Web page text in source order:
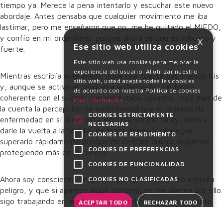
tiempo ya. Merece la pena intentarlo y escuchar este nuevo
abordaje. Antes pensaba que cualquier movimiento me iba
lastimar, pero me enseñaron que no, me he quitado el MIEDO,
y confío en mi organismo, porque ahora sé que es robusto y
fuerte.
Mientras escribía esta líneas, tuve una fuerte gastroenteritis
y, aunque se activó el programa enfermedad de forma
coherente con el suceso que me estaba pasando, duró más de
la cuenta la percepción de enfermedad que el proceso de
enfermedad en sí. Pero esta información me ha ayudado a
darle la vuelta a la tortilla, no tener miedo y conseguir
superarlo rápidamente aunque mi cerebro quiera seguirme
protegiendo más de la cuenta.
Ahora soy consciente de que lo que quiero hacer no entraña
peligro, y que si aparece algún síntoma, no me alarmo por ello.
sigo trabajando en reeducar a mi cerebro pero actualmente
×
Ese sitio web utiliza cookies
Este sitio web usa cookies para mejorar la
experiencia del usuario. Al utilizar nuestro
sitio web, usted acepta todas las cookies
de acuerdo con nuestra Política de cookies.
Más información
COOKIES ESTRICTAMENTE
NECESARIAS
COOKIES DE RENDIMIENTO
COOKIES DE PREFERENCIAS
COOKIES DE FUNCIONALIDAD
COOKIES NO CLASIFICADAS
ACEPTAR TODO RECHAZAR TODO